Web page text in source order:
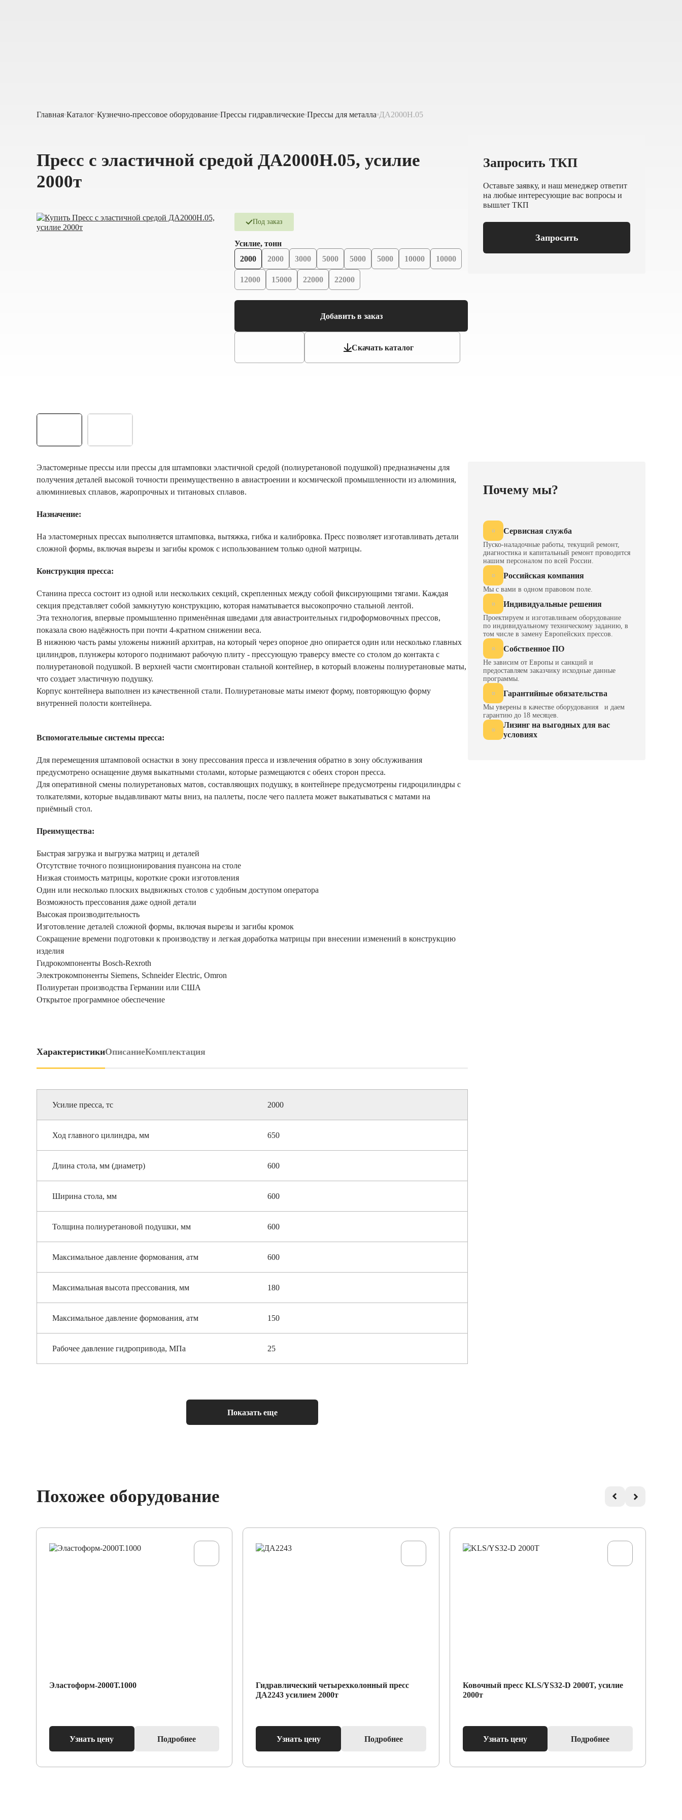
Главная Каталог Кузнечно-прессовое оборудование Прессы гидравлические Прессы для металла ДА2000Н.05
Пресс с эластичной средой ДА2000Н.05, усилие
2000т
Под заказ
Усилие, тонн
2000
2000 3000 5000 5000 5000 10000 10000
12000 15000 22000 22000
Добавить в заказ
Скачать каталог
Запросить ТКП
Оставьте заявку, и наш менеджер ответит
на любые интересующие вас вопросы и
вышлет ТКП
Запросить
Эластомерные прессы или прессы для штамповки эластичной средой (полиуретановой подушкой) предназначены для
получения деталей высокой точности преимущественно в авиастроении и космической промышленности из алюминия,
алюминиевых сплавов, жаропрочных и титановых сплавов.
Назначение:
На эластомерных прессах выполняется штамповка, вытяжка, гибка и калибровка. Пресс позволяет изготавливать детали
сложной формы, включая вырезы и загибы кромок с использованием только одной матрицы.
Конструкция пресса:
Станина пресса состоит из одной или нескольких секций, скрепленных между собой фиксирующими тягами. Каждая
секция представляет собой замкнутую конструкцию, которая наматывается высокопрочно стальной лентой.
Эта технология, впервые промышленно применённая шведами для авиастроительных гидроформовочных прессов,
показала свою надёжность при почти 4-кратном снижении веса.
В нижнюю часть рамы уложены нижний архитрав, на который через опорное дно опирается один или несколько главных
цилиндров, плунжеры которого поднимают рабочую плиту - прессующую траверсу вместе со столом до контакта с
полиуретановой подушкой. В верхней части смонтирован стальной контейнер, в который вложены полиуретановые маты,
что создает эластичную подушку.
Корпус контейнера выполнен из качественной стали. Полиуретановые маты имеют форму, повторяющую форму
внутренней полости контейнера.
Вспомогательные системы пресса:
Для перемещения штамповой оснастки в зону прессования пресса и извлечения обратно в зону обслуживания
предусмотрено оснащение двумя выкатными столами, которые размещаются с обеих сторон пресса.
Для оперативной смены полиуретановых матов, составляющих подушку, в контейнере предусмотрены гидроцилиндры с
толкателями, которые выдавливают маты вниз, на паллеты, после чего паллета может выкатываться с матами на
приёмный стол.
Преимущества:
Быстрая загрузка и выгрузка матриц и деталей
Отсутствие точного позиционирования пуансона на столе
Низкая стоимость матрицы, короткие сроки изготовления
Один или несколько плоских выдвижных столов с удобным доступом оператора
Возможность прессования даже одной детали
Высокая производительность
Изготовление деталей сложной формы, включая вырезы и загибы кромок
Сокращение времени подготовки к производству и легкая доработка матрицы при внесении изменений в конструкцию
изделия
Гидрокомпоненты Bosch-Rexroth
Электрокомпоненты Siemens, Schneider Electric, Omron
Полиуретан производства Германии или США
Открытое программное обеспечение
ХарактеристикиОписаниеКомплектация
Усилие пресса, тс 2000
Ход главного цилиндра, мм 650
Длина стола, мм (диаметр) 600
Ширина стола, мм 600
Толщина полиуретановой подушки, мм 600
Максимальное давление формования, атм 600
Максимальная высота прессования, мм 180
Максимальное давление формования, атм 150
Рабочее давление гидропривода, МПа 25
Показать еще
Почему мы?
Сервисная служба
Пуско-наладочные работы, текущий ремонт,
диагностика и капитальный ремонт проводится
нашим персоналом по всей России.
Российская компания
Мы с вами в одном правовом поле.
Индивидуальные решения
Проектируем и изготавливаем оборудование
по индивидуальному техническому заданию, в
том числе в замену Европейских прессов.
Собственное ПО
Не зависим от Европы и санкций и
предоставляем заказчику исходные данные
программы.
Гарантийные обязательства
Мы уверены в качестве оборудования и даем
гарантию до 18 месяцев.
Лизинг на выгодных для вас
условиях
Похожее оборудование
Эластоформ-2000Т.1000
Узнать цену Подробнее
Гидравлический четырехколонный пресс
ДА2243 усилием 2000т
Узнать цену Подробнее
Ковочный пресс KLS/YS32-D 2000T, усилие
2000т
Узнать цену Подробнее